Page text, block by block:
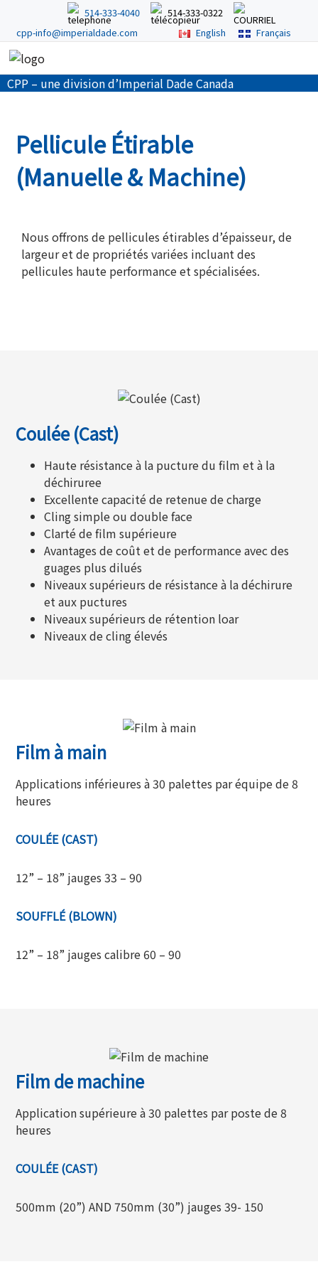
514-333-4040
514-333-0322
cpp-info@imperialdade.com
English Français
CPP – une division d’Imperial Dade Canada
Contactez-nous
Pellicule Étirable
(Manuelle & Machine)
Nous offrons de pellicules étirables d’épaisseur, de
largeur et de propriétés variées incluant des
pellicules haute performance et spécialisées.
Coulée (Cast)
Haute résistance à la pucture du film et à la
déchiruree
Excellente capacité de retenue de charge
Cling simple ou double face
Clarté de film supérieure
Avantages de coût et de performance avec des
guages plus dilués
Niveaux supérieurs de résistance à la déchirure
et aux puctures
Niveaux supérieurs de rétention loar
Niveaux de cling élevés
Film à main
Applications inférieures à 30 palettes par équipe de 8
heures
COULÉE (CAST)
12” – 18” jauges 33 – 90
SOUFFLÉ (BLOWN)
12” – 18” jauges calibre 60 – 90
Film de machine
Application supérieure à 30 palettes par poste de 8
heures
COULÉE (CAST)
500mm (20”) AND 750mm (30”) jauges 39- 150